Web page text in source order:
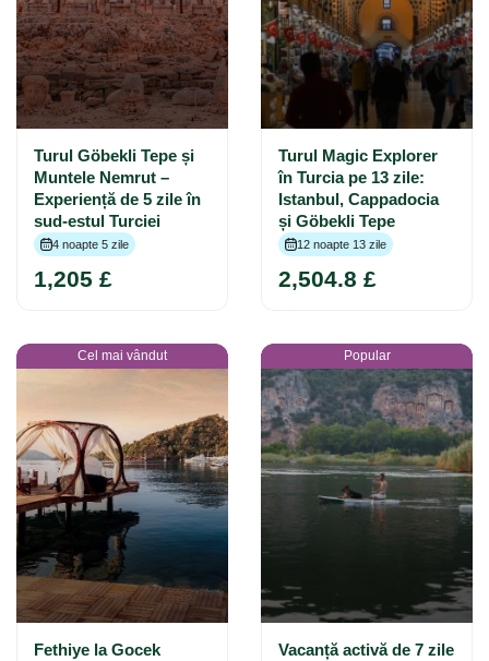
Turul Göbekli Tepe și
Muntele Nemrut –
Experiență de 5 zile în
sud-estul Turciei
4 noapte 5 zile
1,205 £
Turul Magic Explorer
în Turcia pe 13 zile:
Istanbul, Cappadocia
și Göbekli Tepe
12 noapte 13 zile
2,504.8 £
Cel mai vândut
Fethiye la Gocek
Popular
Vacanță activă de 7 zile